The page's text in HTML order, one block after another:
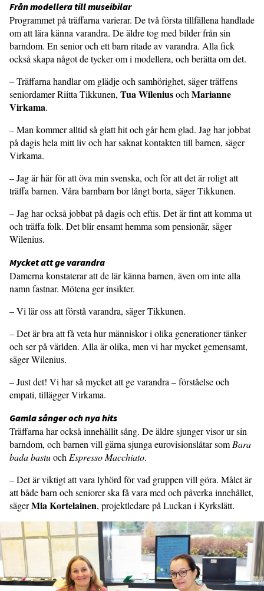
Från modellera till museibilar
Programmet på träffarna varierar. De två första tillfällena handlade
om att lära känna varandra. De äldre tog med bilder från sin
barndom. En senior och ett barn ritade av varandra. Alla fick
också skapa något de tycker om i modellera, och berätta om det.
– Träffarna handlar om glädje och samhörighet, säger träffens
seniordamer Riitta Tikkunen, Tua Wileniusoch Marianne
Virkama.
– Man kommer alltid så glatt hit och går hem glad. Jag har jobbat
på dagis hela mitt liv och har saknat kontakten till barnen, säger
Virkama.
– Jag är här för att öva min svenska, och för att det är roligt att
träffa barnen. Våra barnbarn bor långt borta, säger Tikkunen.
– Jag har också jobbat på dagis och eftis. Det är fint att komma ut
och träffa folk. Det blir ensamt hemma som pensionär, säger
Wilenius.
Mycket att ge varandra
Damerna konstaterar att de lär känna barnen, även om inte alla
namn fastnar. Mötena ger insikter.
– Vi lär oss att förstå varandra, säger Tikkunen.
– Det är bra att få veta hur människor i olika generationer tänker
och ser på världen. Alla är olika, men vi har mycket gemensamt,
säger Wilenius.
– Just det! Vi har så mycket att ge varandra – förståelse och
empati, tillägger Virkama.
Gamla sånger och nya hits
Träffarna har också innehållit sång. De äldre sjunger visor ur sin
barndom, och barnen vill gärna sjunga eurovisionslåtar som Bara
bada bastuoch Espresso Macchiato.
– Det är viktigt att vara lyhörd för vad gruppen vill göra. Målet är
att både barn och seniorer ska få vara med och påverka innehållet,
sägerMia Kortelainen, projektledare på Luckan i Kyrkslätt.